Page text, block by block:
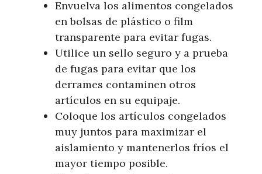
Envuelva los alimentos congelados
en bolsas de plástico o film
transparente para evitar fugas.
Utilice un sello seguro y a prueba
de fugas para evitar que los
derrames contaminen otros
artículos en su equipaje.
Coloque los artículos congelados
muy juntos para maximizar el
aislamiento y mantenerlos fríos el
mayor tiempo posible.